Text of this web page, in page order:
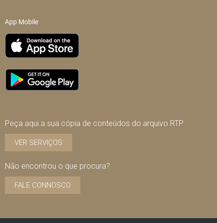
App Mobile
Peça aqui a sua cópia de conteúdos do arquivo RTP
VER SERVIÇOS
Não encontrou o que procura?
FALE CONNOSCO